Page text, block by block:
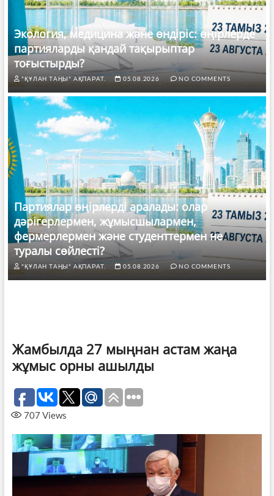
Экология, медицина және өндіріс: өңірлерде
партияларды қандай тақырыптар
тоғыстырды?
"ҚҰЛАН ТАҢЫ" АҚПАРАТ. 05.08.2026 NO COMMENTS
Партиялар өңірлерді аралады: олар
дәрігерлермен, жұмысшылармен,
фермерлермен және студенттермен не
туралы сөйлесті?
"ҚҰЛАН ТАҢЫ" АҚПАРАТ. 05.08.2026 NO COMMENTS
Жамбылда 27 мыңнан астам жаңа
жұмыс орны ашылды
707 Views